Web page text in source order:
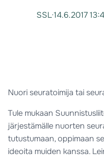
SSL·14.6.2017
Nuori seuratoimija tai
Tule mukaan
järjestämälle nuorten
tutustumaan, oppimaan
ideoita muiden kanssa.